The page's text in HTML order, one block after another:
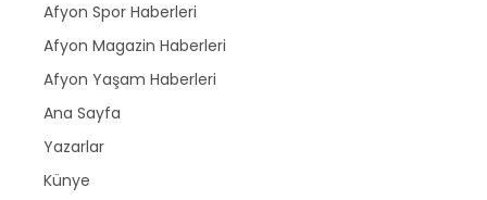
Afyon Spor Haberleri
Afyon Magazin Haberleri
Afyon Yaşam Haberleri
Ana Sayfa
Yazarlar
Künye